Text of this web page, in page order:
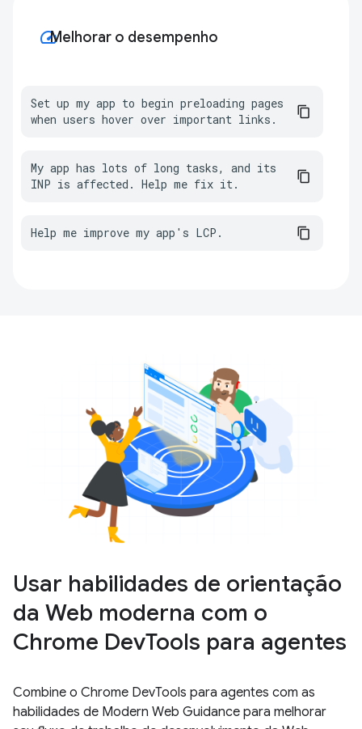
speedMelhorar o desempenho
Set up my app to begin preloading pages
when users hover over important links.
My app has lots of long tasks, and its
INP is affected. Help me fix it.
Help me improve my app's LCP.
Usar habilidades de orientação
da Web moderna com o
Chrome DevTools para agentes
Combine o Chrome DevTools para agentes com as
habilidades de Modern Web Guidance para melhorar